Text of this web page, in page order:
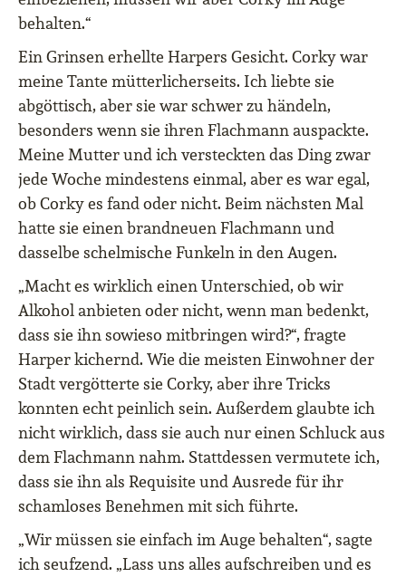
behalten.“
Ein Grinsen erhellte Harpers Gesicht. Corky war
meine Tante mütterlicherseits. Ich liebte sie
abgöttisch, aber sie war schwer zu händeln,
besonders wenn sie ihren Flachmann auspackte.
Meine Mutter und ich versteckten das Ding zwar
jede Woche mindestens einmal, aber es war egal,
ob Corky es fand oder nicht. Beim nächsten Mal
hatte sie einen brandneuen Flachmann und
dasselbe schelmische Funkeln in den Augen.
„Macht es wirklich einen Unterschied, ob wir
Alkohol anbieten oder nicht, wenn man bedenkt,
dass sie ihn sowieso mitbringen wird?“, fragte
Harper kichernd. Wie die meisten Einwohner der
Stadt vergötterte sie Corky, aber ihre Tricks
konnten echt peinlich sein. Außerdem glaubte ich
nicht wirklich, dass sie auch nur einen Schluck aus
dem Flachmann nahm. Stattdessen vermutete ich,
dass sie ihn als Requisite und Ausrede für ihr
schamloses Benehmen mit sich führte.
„Wir müssen sie einfach im Auge behalten“, sagte
ich seufzend. „Lass uns alles aufschreiben und es